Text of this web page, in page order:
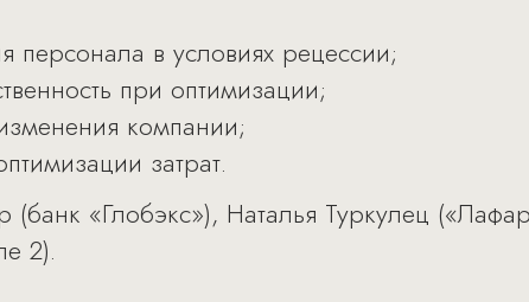
персонала в условиях рецессии;
при оптимизации;
компании;
затрат.
«Глобэкс»), Наталья Туркулец
2).